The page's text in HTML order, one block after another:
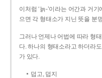
이처럼 ‘늙-­’이라는 어간과 거
으면 각 형태소가 지닌 뜻을 분
그러나 언제나 어법에 따라 형
다. 하나의 형태소라고 하더라
가 있다.
덥고, 덥지